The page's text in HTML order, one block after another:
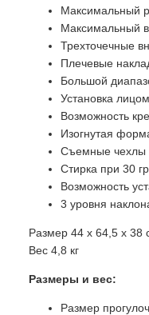
Максимальный
Максимальный
Трехточечные
Плечевые
Большой
Установка
Возможность
Изогнутая
Съемные чехлы
Стирка при 30
Возможность
3 уровня
Размер 44 х 64,5 х 38
Вес 4,8 кг
Размеры и вес:
Размер